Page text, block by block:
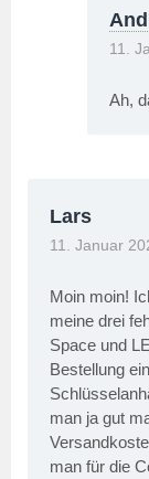
11.
Ah,
Lars
11. Januar
Moin moin!
meine drei
Space und
Bestellung
man ja gut
man für die